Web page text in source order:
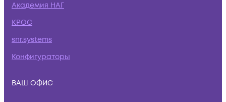
Академия НАГ
КРОС
snr.systems
Конфигураторы
ВАШ ОФИС